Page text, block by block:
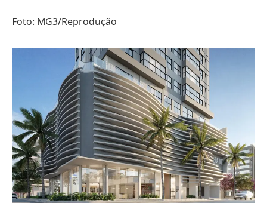
Foto: MG3/Reprodução